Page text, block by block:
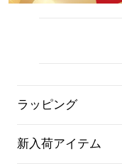
ラッピング
新入荷アイテム